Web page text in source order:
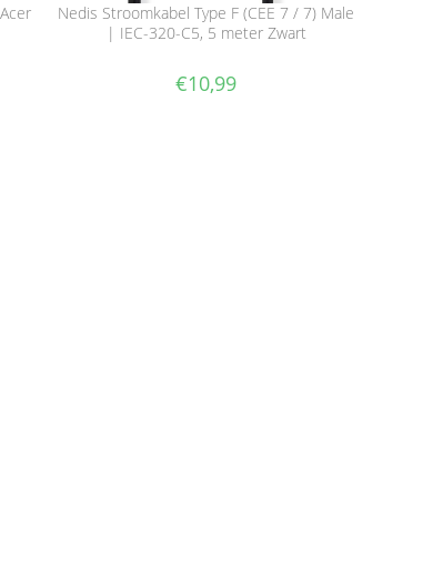
Nedis Stroomkabel Type F (CEE 7 / 7) Male
| IEC-320-C5, 5 meter Zwart
€10,99